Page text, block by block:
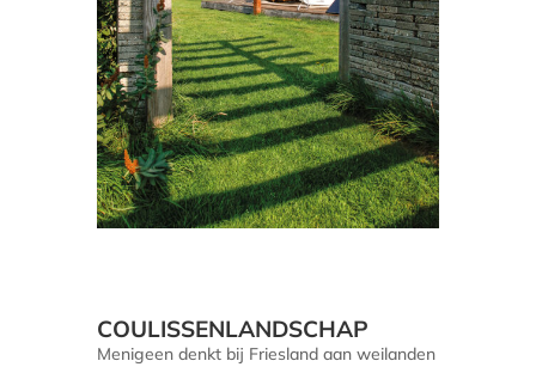
COULISSENLANDSCHAP
Menigeen denkt bij Friesland aan weilanden